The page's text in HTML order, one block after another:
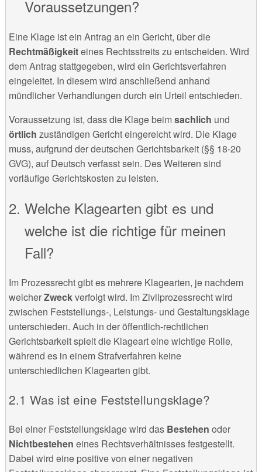
Voraussetzungen?
Eine Klage ist ein Antrag an ein Gericht, über die
Rechtmäßigkeiteines Rechtsstreits zu entscheiden. Wird
dem Antrag stattgegeben, wird ein Gerichtsverfahren
eingeleitet. In diesem wird anschließend anhand
mündlicher Verhandlungen durch ein Urteil entschieden.
Voraussetzung ist, dass die Klage beimsachlich und
örtlich zuständigen Gericht eingereicht wird. Die Klage
muss, aufgrund der deutschen Gerichtsbarkeit (§§ 18-20
GVG), auf Deutsch verfasst sein. Des Weiteren sind
vorläufige Gerichtskosten zu leisten.
Welche Klagearten gibt es und
welche ist die richtige für meinen
Fall?
Im Prozessrecht gibt es mehrere Klagearten, je nachdem
welcherZweckverfolgt wird. Im Zivilprozessrecht wird
zwischen Feststellungs-, Leistungs- und Gestaltungsklage
unterschieden. Auch in der öffentlich-rechtlichen
Gerichtsbarkeit spielt die Klageart eine wichtige Rolle,
während es in einem Strafverfahren keine
unterschiedlichen Klagearten gibt.
Was ist eine Feststellungsklage?
Bei einer Feststellungsklage wird das Bestehen oder
Nichtbestehen eines Rechtsverhältnisses festgestellt.
Dabei wird eine positive von einer negativen